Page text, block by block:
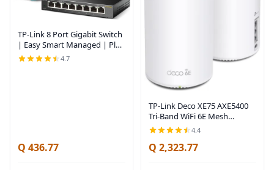
TP-Link 8 Port Gigabit Switch
| Easy Smart Managed | Plug
& Play | Lifetime Protection |
Desktop/ Wall-Mount |
4.7
Q 436.77
TP-Link Deco XE75 AXE5400
Tri-Band WiFi 6E Mesh
System - Cubre hasta 5500
pies cuadrados, reemplaza el
enrutador y extensor WiFi,
4.4
Q 2,323.77